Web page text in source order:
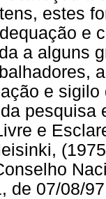
estes
e
a alguns
e
pesquisa
e
de 07/08/